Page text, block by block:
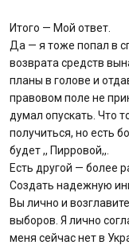
Итого — Мой ответ.
Да — я тоже попал в
возврата средств
планы в голове и
правовом поле не
думал опускать. Что
получиться, но есть
будет ,, Пирровой,,.
Есть другой — более
Создать надежную
Вы лично и
выборов. Я лично
меня сейчас нет в